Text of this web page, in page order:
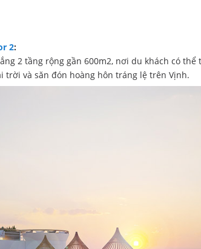
2:
2 tầng rộng gần 600m2, nơi du khách có
trời và săn đón hoàng hôn tráng lệ trên Vịnh.